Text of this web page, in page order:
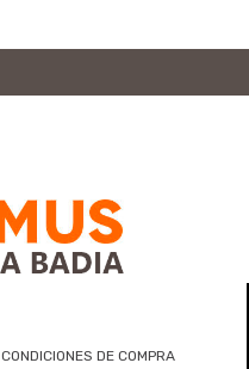
CONDICIONES DE COMPRA